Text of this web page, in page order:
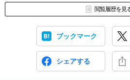
閲覧履歴を見
ブックマーク
シェアする